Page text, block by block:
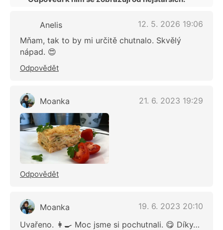
Anelis
12. 5. 2026 19:06
Mňam, tak to by mi určitě chutnalo. Skvělý
nápad. 😍
Odpovědět
Moanka 21. 6. 2023 19:29
Odpovědět
Moanka
19. 6. 2023 20:10
Uvařeno. 👩‍🍳 Moc jsme si pochutnali. 😋 Díky…